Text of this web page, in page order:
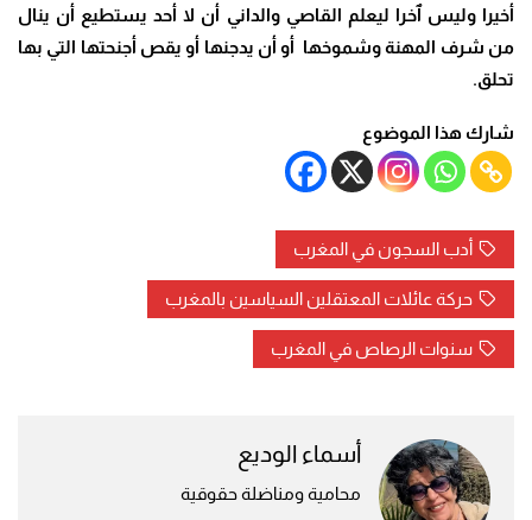
أخيرا وليس ٱخرا ليعلم القاصي والداني أن لا أحد يستطيع أن ينال
من شرف المهنة وشموخها أو أن يدجنها أو يقص أجنحتها التي بها
تحلق.
شارك هذا الموضوع
أدب السجون في المغرب
حركة عائلات المعتقلين السياسين بالمغرب
سنوات الرصاص في المغرب
أسماء الوديع
محامية ومناضلة حقوقية